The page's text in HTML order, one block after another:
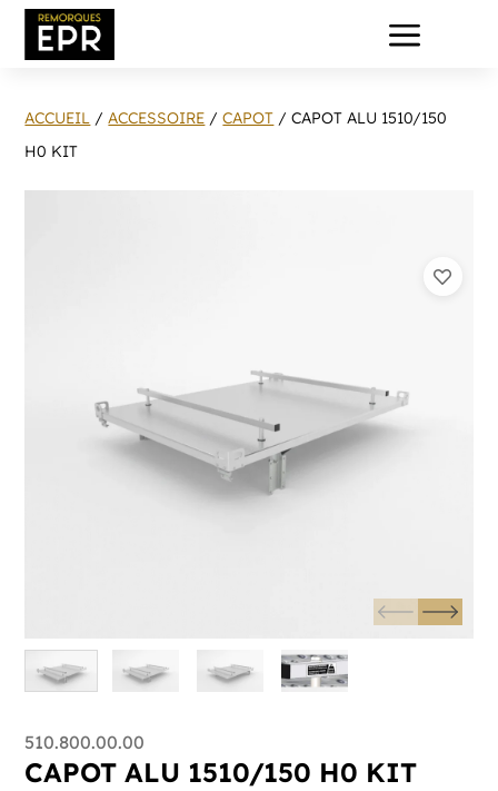
a
ACCUEIL /ACCESSOIRE /CAPOT / CAPOT ALU 1510/150
H0 KIT
510.800.00.00
CAPOT ALU 1510/150 H0 KIT